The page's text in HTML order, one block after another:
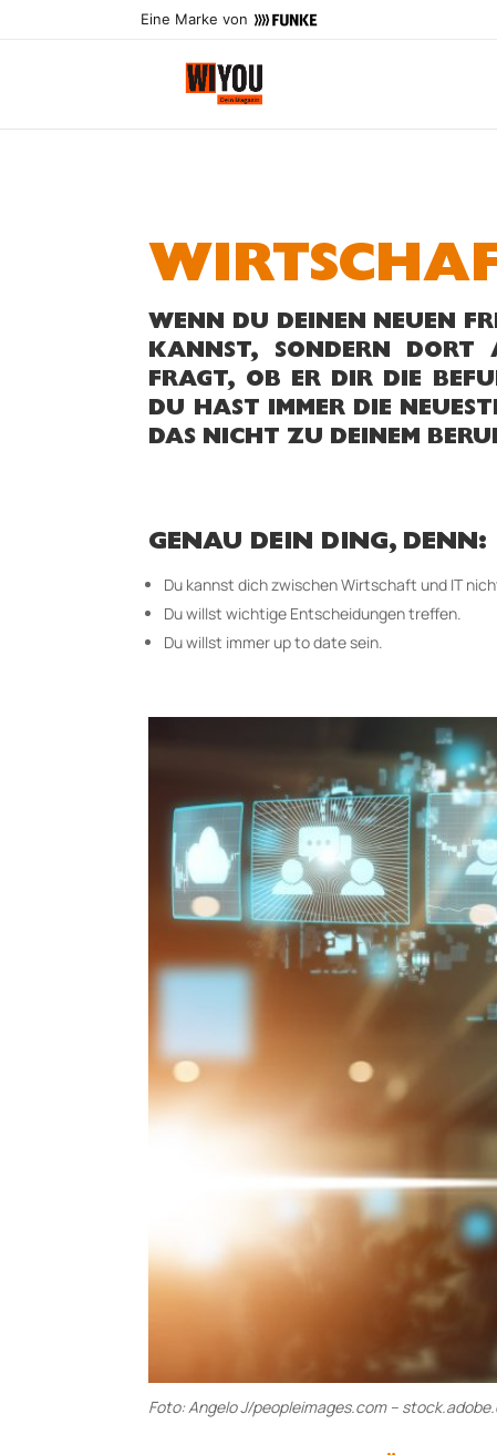
Eine Marke von
WENN DU DEINEN NEUEN
KANNST, SONDERN DORT
FRAGT, OB ER DIR DIE
DU HAST IMMER DIE
DAS NICHT ZU DEI­NEM
GENAU DEIN DING, DENN:
Du kannst dich zwischen Wirtschaft und IT
Du willst wichtige Entscheidungen treffen.
Du willst immer up to date sein.
Foto: Angelo J/peopleimages.com –